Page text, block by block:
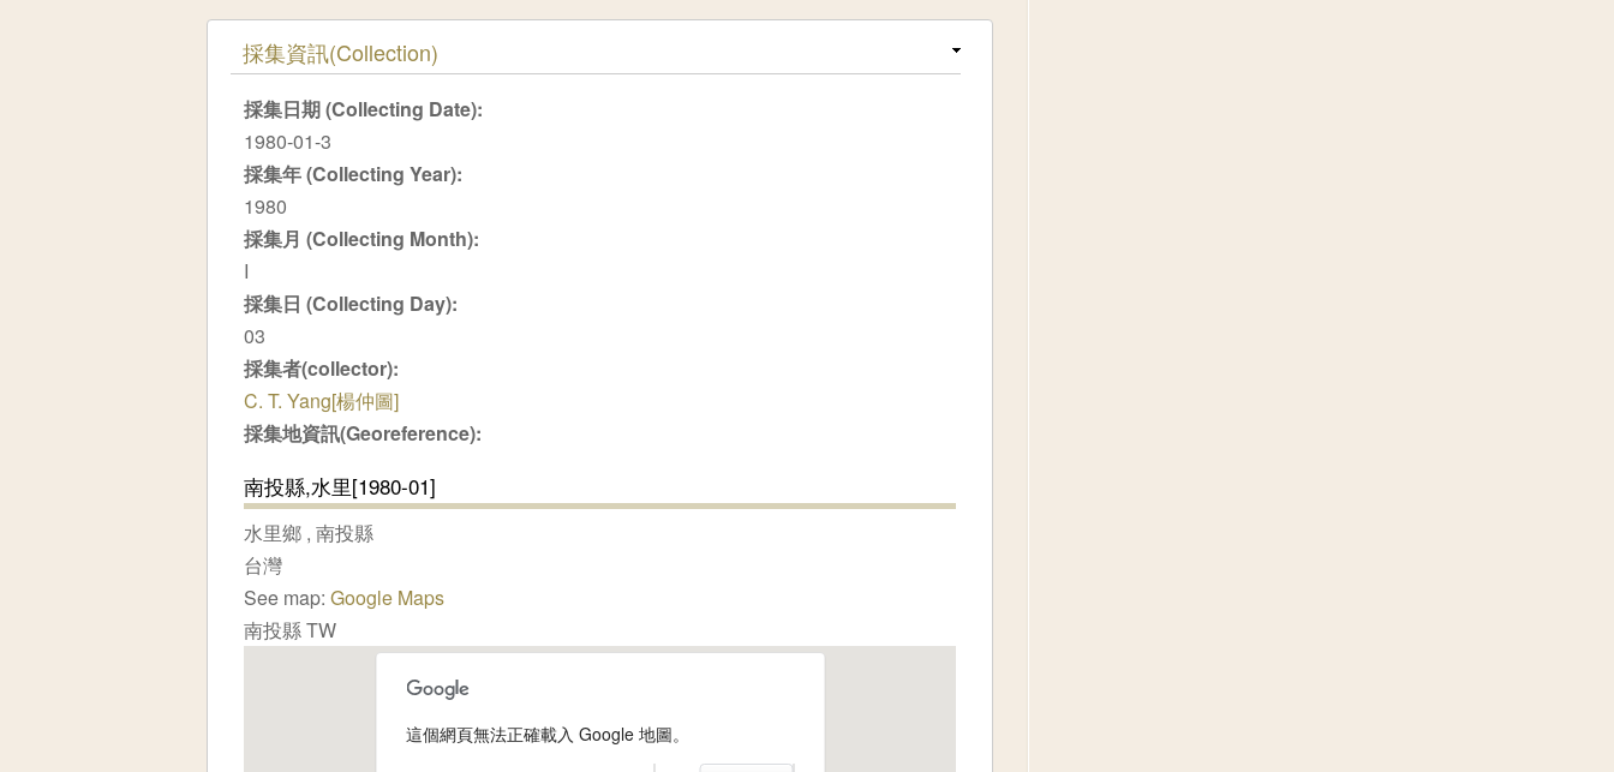
隱藏
採集資訊(Collection)
採集日期 (Collecting Date):
1980-01-3
採集年 (Collecting Year):
1980
採集月 (Collecting Month):
I
採集日 (Collecting Day):
03
採集者(collector):
C. T. Yang[楊仲圖]
採集地資訊(Georeference):
南投縣,水里[1980-01]
水里鄉 , 南投縣
台灣
See map: Google Maps
南投縣 TW
這個網頁無法正確載入 Google 地圖。